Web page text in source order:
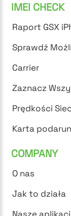
IMEI CHECK
Raport GSX
Sprawdź
Carrier
Zaznacz
Prędkości
Karta
COMPANY
O nas
Jak to działa